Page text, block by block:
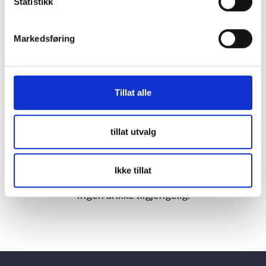
Markedsføring
Tillat alle
tillat utvalg
Ikke tillat
som jakten på å lage finere viner.
Drikke fra denne produsenten
Ingen drikke tilgjengelig.